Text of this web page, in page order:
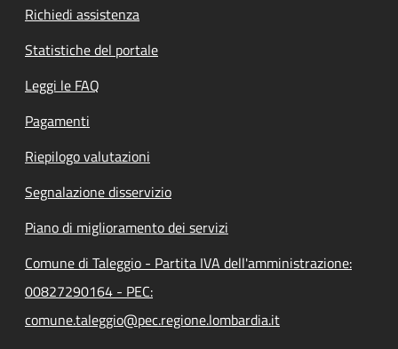
Richiedi assistenza
Statistiche del portale
Leggi le FAQ
Pagamenti
Riepilogo valutazioni
Segnalazione disservizio
Piano di miglioramento dei servizi
Comune di Taleggio - Partita IVA dell'amministrazione:
00827290164 - PEC:
comune.taleggio@pec.regione.lombardia.it